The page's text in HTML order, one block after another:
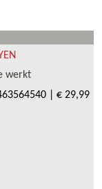
werkt
€ 29,99